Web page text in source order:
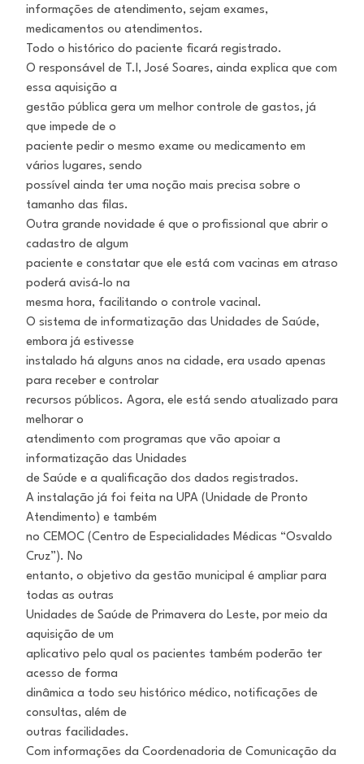
informações de atendimento, sejam exames,
medicamentos ou atendimentos.
Todo o histórico do paciente ficará registrado.
O responsável de T.I, José Soares, ainda explica que com
essa aquisição a
gestão pública gera um melhor controle de gastos, já
que impede de o
paciente pedir o mesmo exame ou medicamento em
vários lugares, sendo
possível ainda ter uma noção mais precisa sobre o
tamanho das filas.
Outra grande novidade é que o profissional que abrir o
cadastro de algum
paciente e constatar que ele está com vacinas em atraso
poderá avisá-lo na
mesma hora, facilitando o controle vacinal.
O sistema de informatização das Unidades de Saúde,
embora já estivesse
instalado há alguns anos na cidade, era usado apenas
para receber e controlar
recursos públicos. Agora, ele está sendo atualizado para
melhorar o
atendimento com programas que vão apoiar a
informatização das Unidades
de Saúde e a qualificação dos dados registrados.
A instalação já foi feita na UPA (Unidade de Pronto
Atendimento) e também
no CEMOC (Centro de Especialidades Médicas “Osvaldo
Cruz”). No
entanto, o objetivo da gestão municipal é ampliar para
todas as outras
Unidades de Saúde de Primavera do Leste, por meio da
aquisição de um
aplicativo pelo qual os pacientes também poderão ter
acesso de forma
dinâmica a todo seu histórico médico, notificações de
consultas, além de
outras facilidades.
Com informações da Coordenadoria de Comunicação da